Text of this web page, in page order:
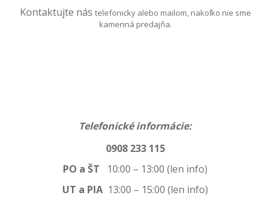
Kontaktujte nás telefonicky alebo mailom, nakoľko nie sme
kamenná predajňa.
Telefonické informácie:
0908 233 115
PO a ŠT 10:00 – 13:00 (len info)
UT a PIA 13:00 – 15:00 (len info)